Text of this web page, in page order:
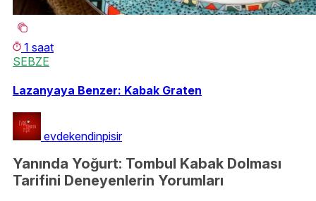
1 saat
SEBZE
Lazanyaya Benzer: Kabak Graten
evdekendinpisir
Yanında Yoğurt: Tombul Kabak Dolması
Tarifini Deneyenlerin Yorumları